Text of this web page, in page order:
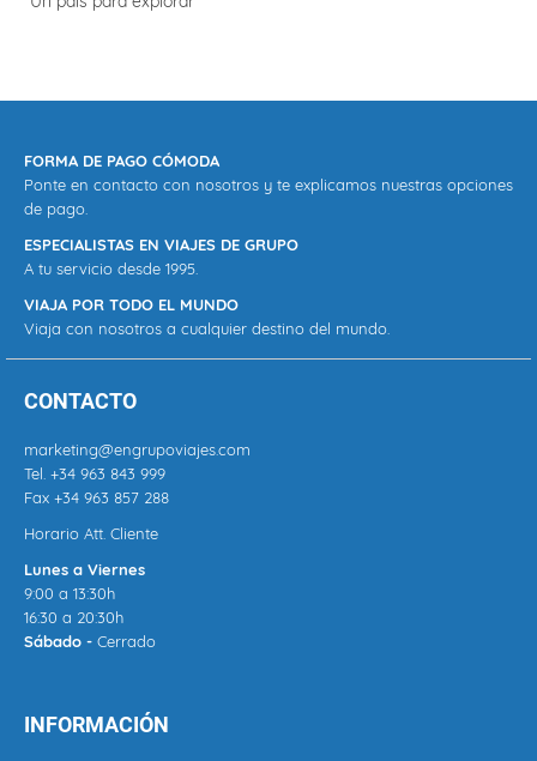
FORMA DE PAGO CÓMODA
Ponte en contacto con nosotros y te explicamos nuestras opciones
de pago.
ESPECIALISTAS EN VIAJES DE GRUPO
A tu servicio desde 1995.
VIAJA POR TODO EL MUNDO
Viaja con nosotros a cualquier destino del mundo.
CONTACTO
marketing@engrupoviajes.com
Tel. +34 963 843 999
Fax +34 963 857 288
Horario Att. Cliente
Lunes a Viernes
9:00 a 13:30h
16:30 a 20:30h
Sábado - Cerrado
INFORMACIÓN